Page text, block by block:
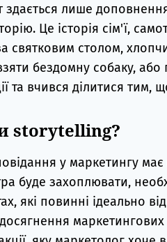
лише
Це історія сім'ї,
святковим столом,
бездомну собаку, або
та вчився ділитися тим,
storytelling?
у маркетингу має
буде захоплювати,
які повинні ідеально
маркетингових